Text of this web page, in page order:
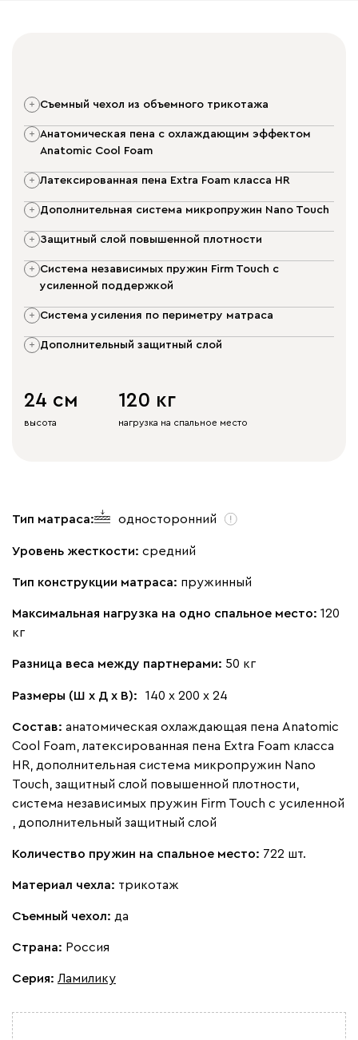
съемный чехол из объемного трикотажа
анатомическая пена c охлаждающим эффектом
Anatomic Cool Foam
латексированная пена Extra Foam класса HR
дополнительная система микропружин Nano Touch
защитный слой повышенной плотности
система независимых пружин Firm Touch с
усиленной поддержкой
система усиления по периметру матраса
дополнительный защитный слой
24 см
высота
120 кг
нагрузка на спальное место
Тип матраса: односторонний
Уровень жесткости: средний
Тип конструкции матраса: пружинный
Максимальная нагрузка на одно спальное место: 120
кг
Разница веса между партнерами: 50 кг
Размеры (Ш х Д х В): 140 х 200 х 24
Состав: анатомическая охлаждающая пена Anatomic
Cool Foam, латексированная пена Extra Foam класса
HR, дополнительная система микропружин Nano
Touch, защитный слой повышенной плотности,
система независимых пружин Firm Touch с усиленной
, дополнительный защитный слой
Количество пружин на спальное место: 722 шт.
Материал чехла: трикотаж
Съемный чехол: да
Страна: Россия
Серия: Ламилику